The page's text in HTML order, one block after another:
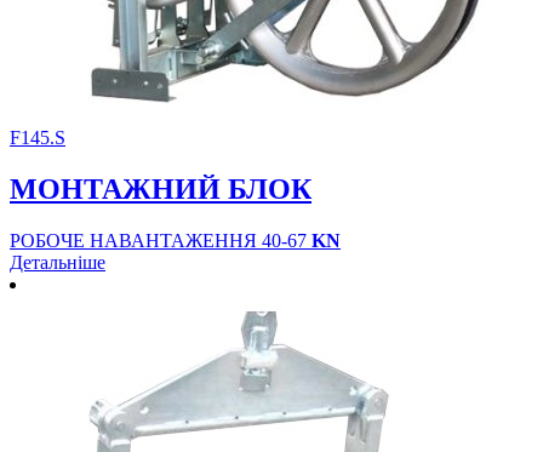
F145.S
МОНТАЖНИЙ БЛОК
РОБОЧЕ НАВАНТАЖЕННЯ 40-67 KN
Детальніше